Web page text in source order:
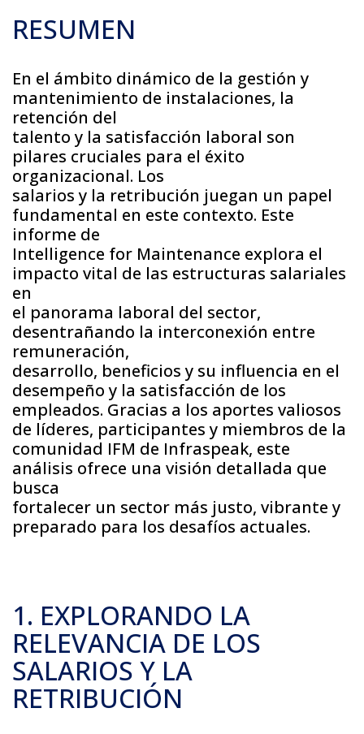
RESUMEN
En el ámbito dinámico de la gestión y
mantenimiento de instalaciones, la
retención del
talento y la satisfacción laboral son
pilares cruciales para el éxito
organizacional. Los
salarios y la retribución juegan un papel
fundamental en este contexto. Este
informe de
Intelligence for Maintenance explora el
impacto vital de las estructuras salariales
en
el panorama laboral del sector,
desentrañando la interconexión entre
remuneración,
desarrollo, beneficios y su influencia en el
desempeño y la satisfacción de los
empleados. Gracias a los aportes valiosos
de líderes, participantes y miembros de la
comunidad IFM de Infraspeak, este
análisis ofrece una visión detallada que
busca
fortalecer un sector más justo, vibrante y
preparado para los desafíos actuales.
1. EXPLORANDO LA
RELEVANCIA DE LOS
SALARIOS Y LA
RETRIBUCIÓN